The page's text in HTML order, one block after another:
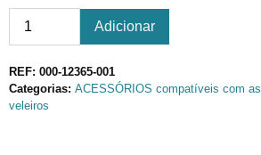
Adicionar
REF: 000-12365-001
Categorias: ACESSÓRIOS compatíveis com
veleiros